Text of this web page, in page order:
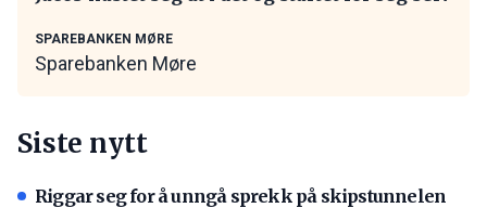
SPAREBANKEN MØRE
Sparebanken Møre
Siste nytt
Riggar seg for å unngå sprekk på skipstunnelen